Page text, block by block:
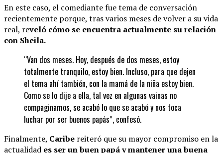
En este caso, el comediante fue tema de conversación
recientemente porque, tras varios meses de volver a su vida
real, reveló cómo se encuentra actualmente su relación
con Sheila.
“Van dos meses. Hoy, después de dos meses, estoy
totalmente tranquilo, estoy bien. Incluso, para que dejen
el tema ahí también, con la mamá de la niña estoy bien.
Como se lo dije a ella, tal vez en algunas vainas no
compaginamos, se acabó lo que se acabó y nos toca
luchar por ser buenos papás”, confesó.
Finalmente, Caribe reiteró que su mayor compromiso en la
actualidad es ser un buen papá y mantener una buena